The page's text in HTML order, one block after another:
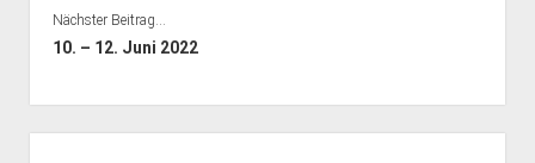
Nächster Beitrag...
10. – 12. Juni 2022